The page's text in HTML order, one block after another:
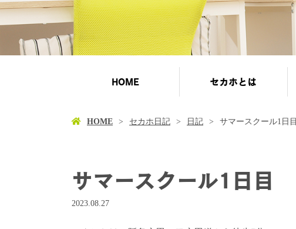
HOME セカホとは
HOME セカホ日記 日記 サマースクール1日目
サマースクール1日目
2023.08.27